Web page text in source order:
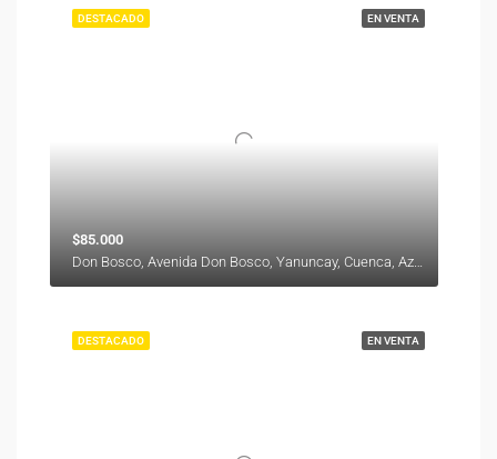
EN VENTA
DESTACADO
$85.000
Don Bosco, Avenida Don Bosco, Yanuncay, Cuenca, Azuay, 000000, Ecuador
EN VENTA
DESTACADO